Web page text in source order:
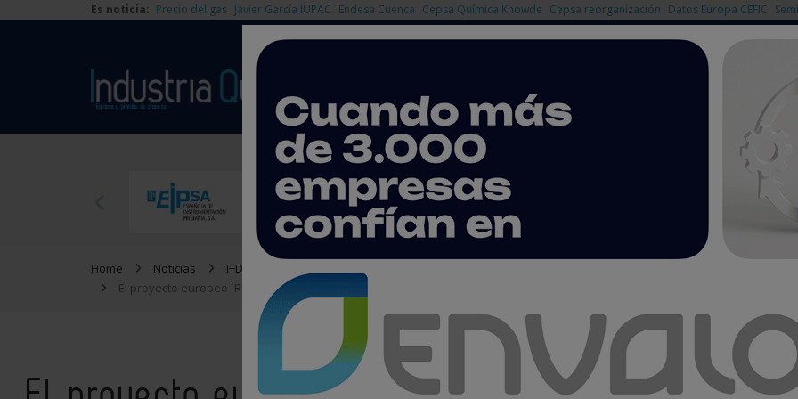
Es noticia: Precio del gas Javier García IUPAC Endesa Cuenca Cepsa Química Knowde Cepsa reorganización Datos Europa CEFIC
Home Noticias
I+D
El proyecto europeo ´RENEW´ validará tecnologías que permitan separar plásticos de los metales no férreos